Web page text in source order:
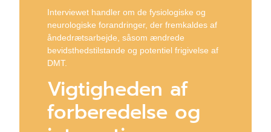
Interviewet handler om de fysiologiske og
neurologiske forandringer, der fremkaldes af
åndedrætsarbejde, såsom ændrede
bevidsthedstilstande og potentiel frigivelse af
DMT.
Vigtigheden af
forberedelse og